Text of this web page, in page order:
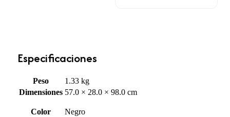
Especificaciones
Peso
1.33 kg
Dimensiones 57.0 × 28.0 × 98.0 cm
Color Negro